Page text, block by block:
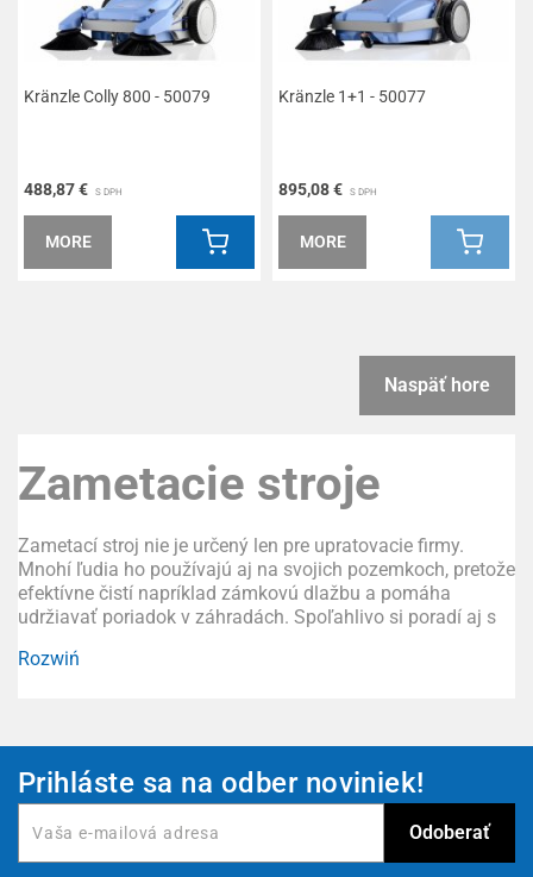
Kränzle Colly 800 - 50079
488,87 € S DPH
MORE
Kränzle 1+1 - 50077
895,08 € S DPH
MORE
Naspäť hore
Zametacie stroje
Zametací stroj nie je určený len pre upratovacie firmy.
Mnohí ľudia ho používajú aj na svojich pozemkoch, pretože
efektívne čistí napríklad zámkovú dlažbu a pomáha
udržiavať poriadok v záhradách. Spoľahlivo si poradí aj s
priestoroch sídlisk. Iní ich používajú aj vo verejnom
piesok. Je skvelou alternatívou ku klasickým upratovacím
nástrojom, ako je napríklad metla. Pri výbere zametacieho
stroja treba zohľadniť niekoľko faktorov:
Rozwiń
Prihláste sa na odber noviniek!